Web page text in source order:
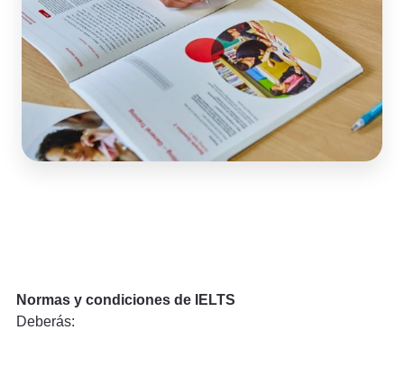
Normas y condiciones de IELTS
Deberás: